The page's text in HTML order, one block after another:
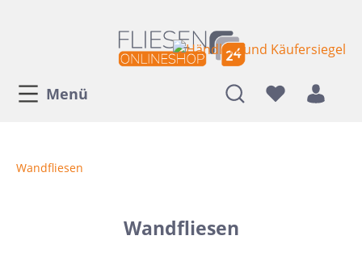
Menü
Wandfliesen
Wandfliesen